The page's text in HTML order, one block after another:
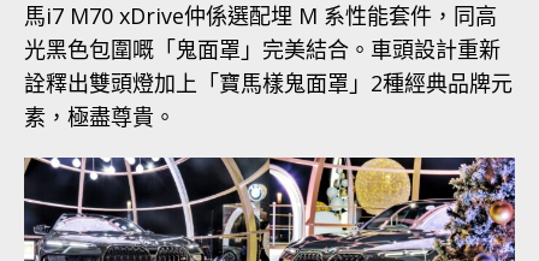
馬i7 M70 xDrive仲係選配埋 M 系性能套件，同高
光黑色包圍嘅「鬼面罩」完美結合。車頭設計重新
詮釋出雙頭燈加上「寶馬樣鬼面罩」2種經典品牌元
素，極盡尊貴。